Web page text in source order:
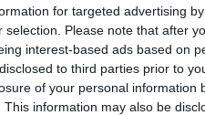
for targeted advertising
selection. Please note that after
interest-based ads based on
to third parties prior to
of your personal information
This information may also be